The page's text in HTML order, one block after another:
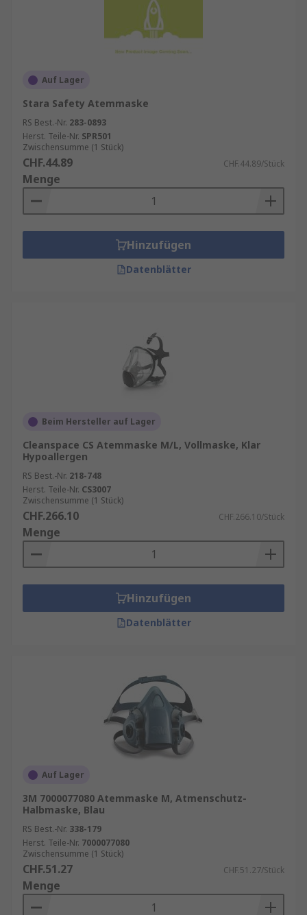
Auf Lager
Stara Safety Atemmaske
RS Best.-Nr. 283-0893
Herst. Teile-Nr. SPR501
Zwischensumme (1 Stück)
CHF.44.89 CHF.44.89/Stück
Menge
Hinzufügen
Datenblätter
Beim Hersteller auf Lager
Cleanspace CS Atemmaske M/L, Vollmaske, Klar
Hypoallergen
RS Best.-Nr. 218-748
Herst. Teile-Nr. CS3007
Zwischensumme (1 Stück)
CHF.266.10 CHF.266.10/Stück
Menge
Hinzufügen
Datenblätter
Auf Lager
3M 7000077080 Atemmaske M, Atmenschutz-
Halbmaske, Blau
RS Best.-Nr. 338-179
Herst. Teile-Nr. 7000077080
Zwischensumme (1 Stück)
CHF.51.27 CHF.51.27/Stück
Menge